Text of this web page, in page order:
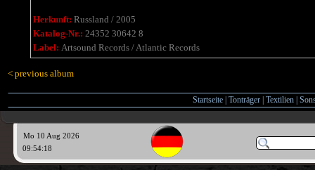
Herkunft: Russland / 2005
Katalog-Nr.: 24352 30642 8
Label: Artsound Records / Atlantic Records
< previous album
Startseite Tonträger Textilien
Mo 10 Aug 2026
09:54:19